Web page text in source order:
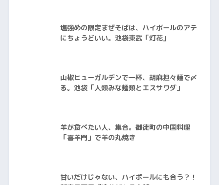
塩強めの限定まぜそばは、ハイボールのアテ
にちょうどいい。池袋東武「灯花」
山椒ヒューガルデンで一杯、胡麻担々麺で〆
る。池袋「人類みな麺類とエスサワダ」
羊が食べたい人、集合。御徒町の中国料理
「喜羊門」で羊の丸焼き
甘いだけじゃない、ハイボールにも合う？！